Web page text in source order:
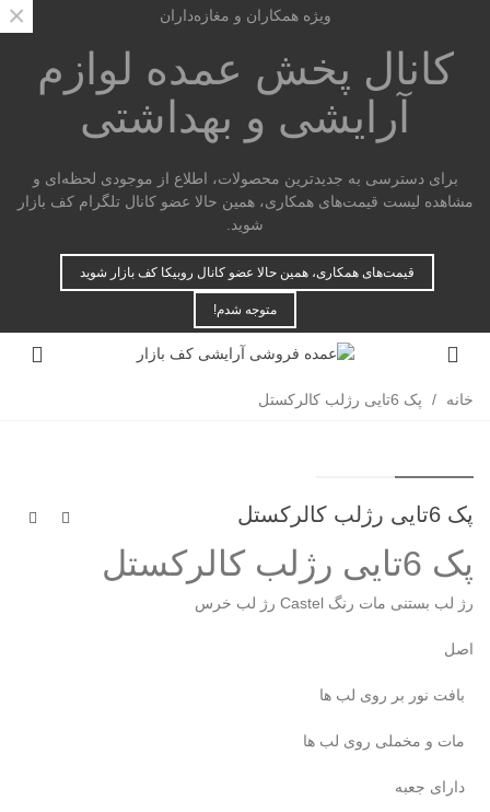
ویژه همکاران و مغازه‌داران
کانال پخش عمده لوازم
آرایشی و بهداشتی
برای دسترسی به جدیدترین محصولات، اطلاع از موجودی لحظه‌ای و
مشاهده لیست قیمت‌های همکاری، همین حالا عضو کانال تلگرام کف بازار
شوید.
قیمت‌های همکاری، همین حالا عضو کانال روبیکا کف بازار شوید
متوجه شدم!
×
خانه / پک 6تایی رژلب کالرکستل
پک 6تایی رژلب کالرکستل
پک 6تایی رژلب کالرکستل
رژ لب بستنی مات رنگ Castel رژ لب خرس
اصل
بافت نور بر روی لب ها
مات و مخملی روی لب ها
دارای جعبه